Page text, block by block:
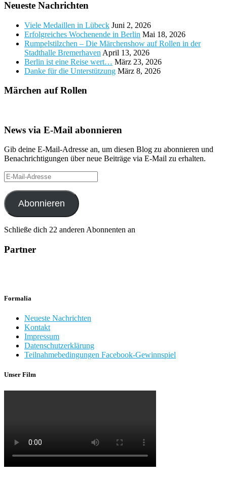
Neueste Nachrichten
Viele Medaillen in Lübeck Juni 2, 2026
Erfolgreiches Wochenende in Berlin Mai 18, 2026
Rumpelstilzchen – Die Märchenshow auf Rollen in der
Stadthalle Bremerhaven April 13, 2026
Berlin ist eine Reise wert… März 23, 2026
Danke für die Unterstützung März 8, 2026
Märchen auf Rollen
News via E-Mail abonnieren
Gib deine E-Mail-Adresse an, um diesen Blog zu abonnieren und
Benachrichtigungen über neue Beiträge via E-Mail zu erhalten.
E-
Mail-
Adresse
Abonnieren
Schließe dich 22 anderen Abonnenten an
Partner
Formalia
Neueste Nachrichten
Kontakt
Impressum
Datenschutzerklärung
Teilnahmebedingungen Facebook-Gewinnspiel
Unser Film